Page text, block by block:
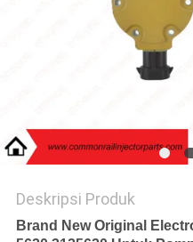
Deskripsi Produk
Brand New Original